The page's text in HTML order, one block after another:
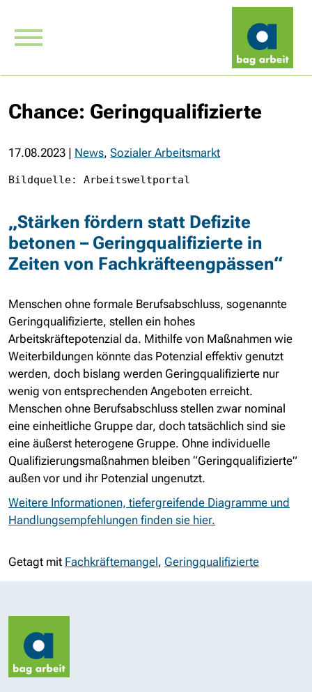
Chance: Geringqualifizierte
17.08.2023 | News, Sozialer Arbeitsmarkt
Bildquelle: Arbeitsweltportal
„Stärken fördern statt Defizite
betonen – Geringqualifizierte in
Zeiten von Fachkräfteengpässen“
Menschen ohne formale Berufsabschluss, sogenannte
Geringqualifizierte, stellen ein hohes
Arbeitskräftepotenzial da. Mithilfe von Maßnahmen wie
Weiterbildungen könnte das Potenzial effektiv genutzt
werden, doch bislang werden Geringqualifizierte nur
wenig von entsprechenden Angeboten erreicht.
Menschen ohne Berufsabschluss stellen zwar nominal
eine einheitliche Gruppe dar, doch tatsächlich sind sie
eine äußerst heterogene Gruppe. Ohne individuelle
Qualifizierungsmaßnahmen bleiben “Geringqualifizierte”
außen vor und ihr Potenzial ungenutzt.
Weitere Informationen, tiefergreifende Diagramme und
Handlungsempfehlungen finden sie hier.
Getagt mit Fachkräftemangel, Geringqualifizierte